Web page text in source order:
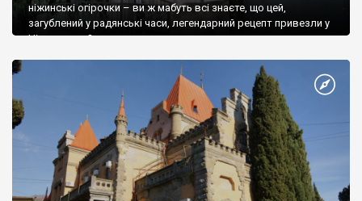
ніжинські огірочки – ви ж мабуть всі знаєте, що цей,
загублений у радянські часи, легендарний рецепт привезли у
Ніжин греки?